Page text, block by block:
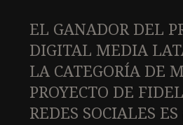
EL GANADOR DEL
DIGITAL MEDIA
LA CATEGORÍA DE
PROYECTO DE
REDES SOCIALES